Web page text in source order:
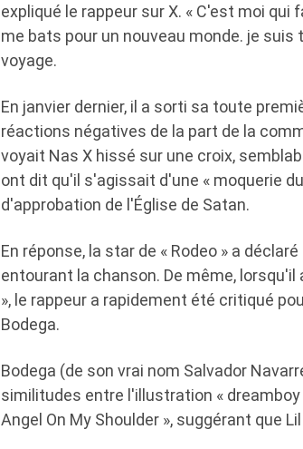
expliqué le rappeur sur X. « C'est moi
me bats pour un nouveau monde. je
voyage.
En janvier dernier, il a sorti sa toute
réactions négatives de la part de la
voyait Nas X hissé sur une croix,
ont dit qu'il s'agissait d'une « moquerie
d'approbation de l'Église de Satan.
En réponse, la star de « Rodeo » a
entourant la chanson. De même,
», le rappeur a rapidement été critiqué
Bodega.
Bodega (de son vrai nom Salvador
similitudes entre l'illustration «
Angel On My Shoulder », suggérant que